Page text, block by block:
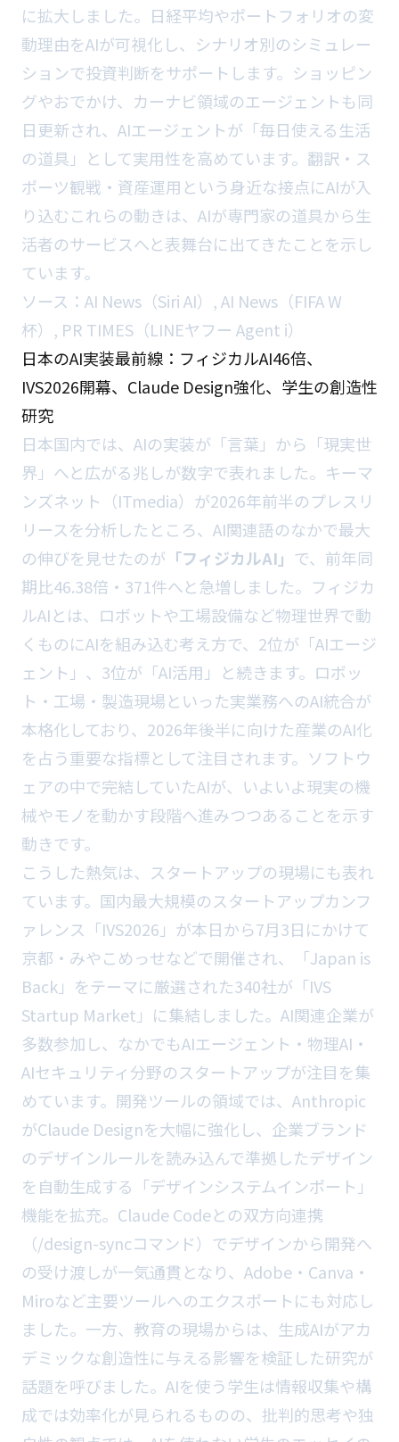
に拡大しました。日経平均やポートフォリオの変
動理由をAIが可視化し、シナリオ別のシミュレー
ションで投資判断をサポートします。ショッピン
グやおでかけ、カーナビ領域のエージェントも同
日更新され、AIエージェントが「毎日使える生活
の道具」として実用性を高めています。翻訳・ス
ポーツ観戦・資産運用という身近な接点にAIが入
り込むこれらの動きは、AIが専門家の道具から生
活者のサービスへと表舞台に出てきたことを示し
ています。
ソース： AI News（Siri AI） ,AI News（FIFA W
杯） , PR TIMES（LINEヤフー Agent i）
日本のAI実装最前線：フィジカルAI46倍、
IVS2026開幕、Claude Design強化、学生の創造性
研究
日本国内では、AIの実装が「言葉」から「現実世
界」へと広がる兆しが数字で表れました。キーマ
ンズネット（ITmedia）が2026年前半のプレスリ
リースを分析したところ、AI関連語のなかで最大
の伸びを見せたのが 「フィジカルAI」 で、前年同
期比46.38倍・371件へと急増しました。フィジカ
ルAIとは、ロボットや工場設備など物理世界で動
くものにAIを組み込む考え方で、2位が「AIエージ
ェント」、3位が「AI活用」と続きます。ロボッ
ト・工場・製造現場といった実業務へのAI統合が
本格化しており、2026年後半に向けた産業のAI化
を占う重要な指標として注目されます。ソフトウ
ェアの中で完結していたAIが、いよいよ現実の機
械やモノを動かす段階へ進みつつあることを示す
動きです。
こうした熱気は、スタートアップの現場にも表れ
ています。国内最大規模のスタートアップカンフ
ァレンス「IVS2026」が本日から7月3日にかけて
京都・みやこめっせなどで開催され、「Japan is
Back」をテーマに厳選された340社が「IVS
Startup Market」に集結しました。AI関連企業が
多数参加し、なかでもAIエージェント・物理AI・
AIセキュリティ分野のスタートアップが注目を集
めています。開発ツールの領域では、Anthropic
がClaude Designを大幅に強化し、企業ブランド
のデザインルールを読み込んで準拠したデザイン
を自動生成する「デザインシステムインポート」
機能を拡充。Claude Codeとの双方向連携
（/design-syncコマンド）でデザインから開発へ
の受け渡しが一気通貫となり、Adobe・Canva・
Miroなど主要ツールへのエクスポートにも対応し
ました。一方、教育の現場からは、生成AIがアカ
デミックな創造性に与える影響を検証した研究が
話題を呼びました。AIを使う学生は情報収集や構
成では効率化が見られるものの、批判的思考や独